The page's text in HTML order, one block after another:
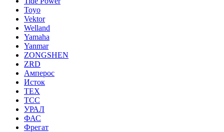
Toyo
Vektor
Welland
Yamaha
Yanmar
ZONGSHEN
ZRD
Амперос
Исток
ТЕХ
ТСС
УРАЛ
ФАС
Фрегат